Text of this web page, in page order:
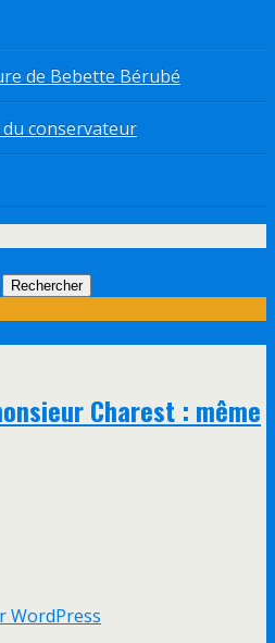
de Bebette Bérubé
conservateur
Charest : même
WordPress